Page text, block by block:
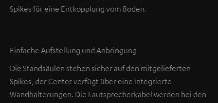
Spikes für eine Entkopplung vom Boden.
Einfache Aufstellung und Anbringung
Die Standsäulen stehen sicher auf den mitgelieferten
Spikes, der Center verfügt über eine integrierte
Wandhalterungen. Die Lautsprecherkabel werden bei den